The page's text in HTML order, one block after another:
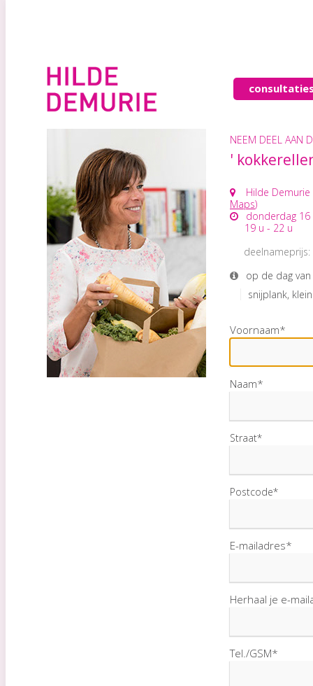
NEEM DEEL AAN
'
Hilde Demurie -
Maps)
donderdag 16
19 u - 22 u
op de dag van
snijplank,
Voornaam*
Naam*
Straat*
Postcode*
E-mailadres*
Herhaal je e-
Tel./GSM*